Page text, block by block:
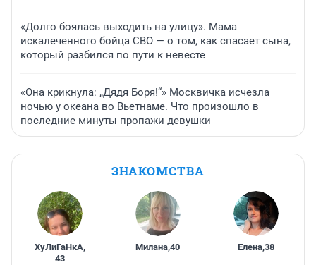
«Долго боялась выходить на улицу». Мама
искалеченного бойца СВО — о том, как спасает сына,
который разбился по пути к невесте
«Она крикнула: „Дядя Боря!“» Москвичка исчезла
ночью у океана во Вьетнаме. Что произошло в
последние минуты пропажи девушки
ЗНАКОМСТВА
ХуЛиГаНкА,
43
Милана,40 Елена,38